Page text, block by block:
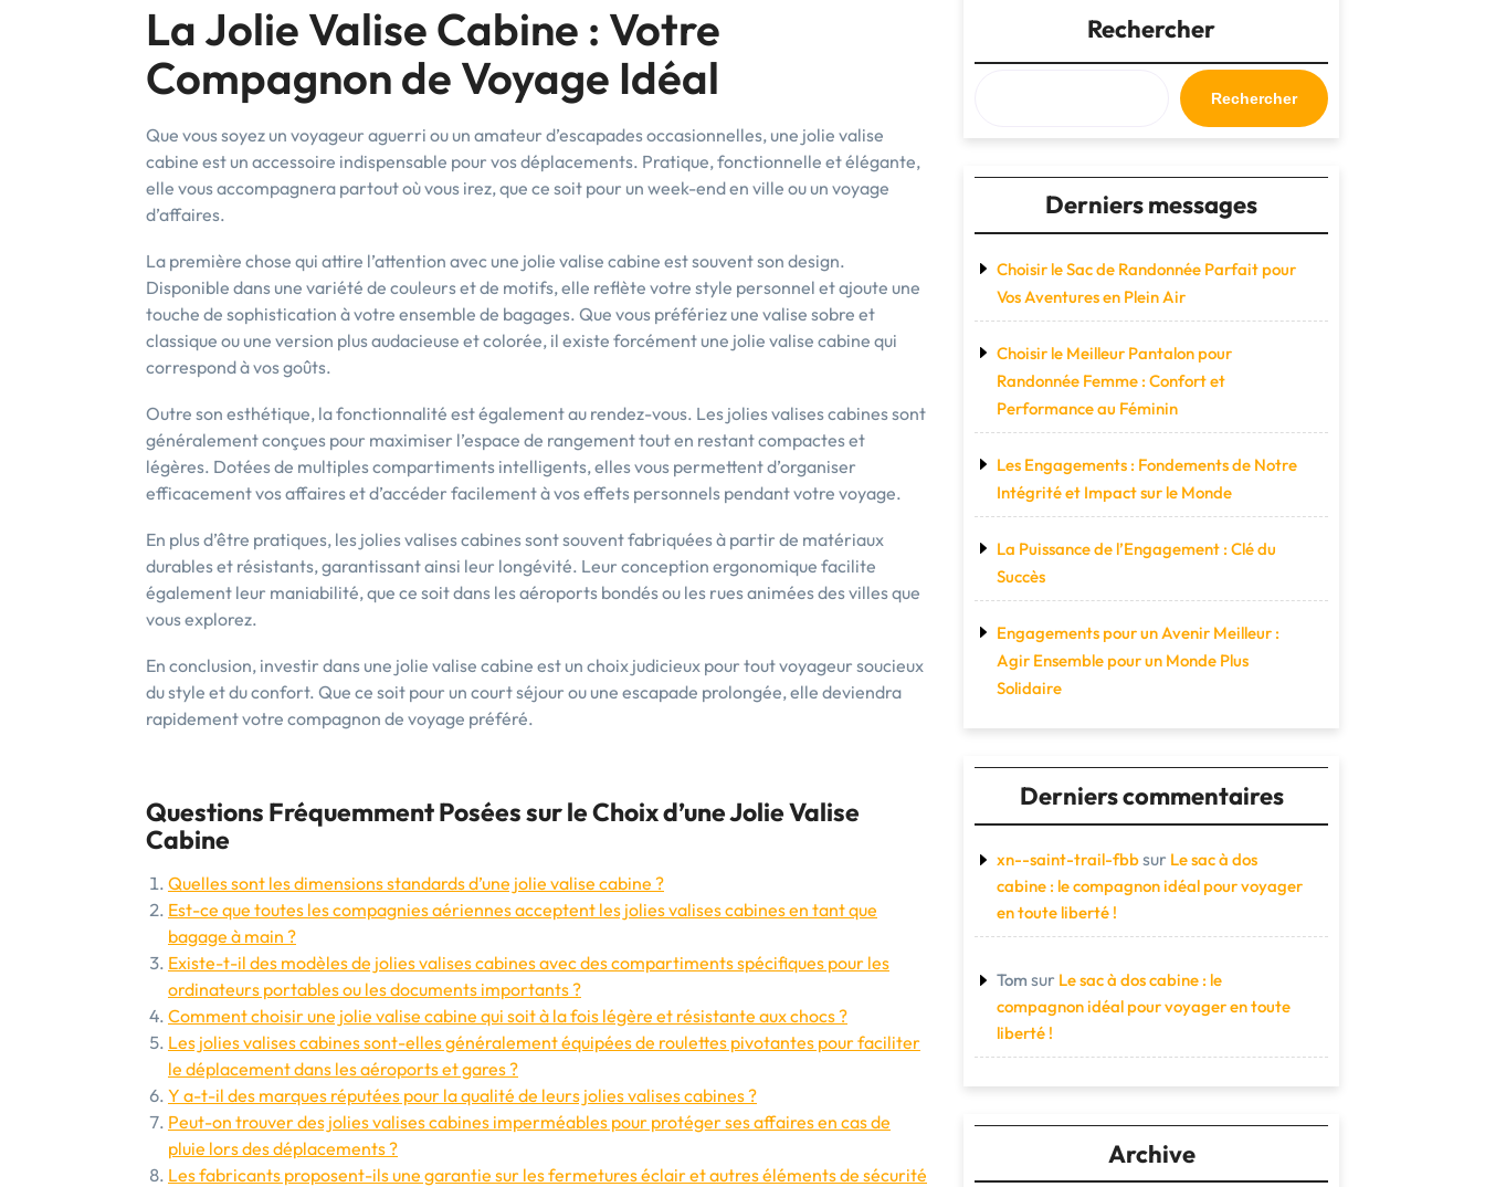
La Jolie Valise Cabine : Votre
Compagnon de Voyage Idéal
Que vous soyez un voyageur aguerri ou un amateur d’escapades occasionnelles, une jolie valise
cabine est un accessoire indispensable pour vos déplacements. Pratique, fonctionnelle et élégante,
elle vous accompagnera partout où vous irez, que ce soit pour un week-end en ville ou un voyage
d’affaires.
La première chose qui attire l’attention avec une jolie valise cabine est souvent son design.
Disponible dans une variété de couleurs et de motifs, elle reflète votre style personnel et ajoute une
touche de sophistication à votre ensemble de bagages. Que vous préfériez une valise sobre et
classique ou une version plus audacieuse et colorée, il existe forcément une jolie valise cabine qui
correspond à vos goûts.
Outre son esthétique, la fonctionnalité est également au rendez-vous. Les jolies valises cabines sont
généralement conçues pour maximiser l’espace de rangement tout en restant compactes et
légères. Dotées de multiples compartiments intelligents, elles vous permettent d’organiser
efficacement vos affaires et d’accéder facilement à vos effets personnels pendant votre voyage.
En plus d’être pratiques, les jolies valises cabines sont souvent fabriquées à partir de matériaux
durables et résistants, garantissant ainsi leur longévité. Leur conception ergonomique facilite
également leur maniabilité, que ce soit dans les aéroports bondés ou les rues animées des villes que
vous explorez.
En conclusion, investir dans une jolie valise cabine est un choix judicieux pour tout voyageur soucieux
du style et du confort. Que ce soit pour un court séjour ou une escapade prolongée, elle deviendra
rapidement votre compagnon de voyage préféré.
Questions Fréquemment Posées sur le Choix d’une Jolie Valise
Cabine
Quelles sont les dimensions standards d’une jolie valise cabine ?
Est-ce que toutes les compagnies aériennes acceptent les jolies valises cabines en tant que
bagage à main ?
Existe-t-il des modèles de jolies valises cabines avec des compartiments spécifiques pour les
ordinateurs portables ou les documents importants ?
Comment choisir une jolie valise cabine qui soit à la fois légère et résistante aux chocs ?
Les jolies valises cabines sont-elles généralement équipées de roulettes pivotantes pour faciliter
le déplacement dans les aéroports et gares ?
Y a-t-il des marques réputées pour la qualité de leurs jolies valises cabines ?
Peut-on trouver des jolies valises cabines imperméables pour protéger ses affaires en cas de
pluie lors des déplacements ?
Les fabricants proposent-ils une garantie sur les fermetures éclair et autres éléments de sécurité
Rechercher
Rechercher
Derniers messages
Choisir le Sac de Randonnée Parfait pour
Vos Aventures en Plein Air
Choisir le Meilleur Pantalon pour
Randonnée Femme : Confort et
Performance au Féminin
Les Engagements : Fondements de Notre
Intégrité et Impact sur le Monde
La Puissance de l’Engagement : Clé du
Succès
Engagements pour un Avenir Meilleur :
Agir Ensemble pour un Monde Plus
Solidaire
Derniers commentaires
xn--saint-trail-fbbsur Le sac à dos
cabine : le compagnon idéal pour voyager
en toute liberté !
Tom sur Le sac à dos cabine : le
compagnon idéal pour voyager en toute
liberté !
Archive